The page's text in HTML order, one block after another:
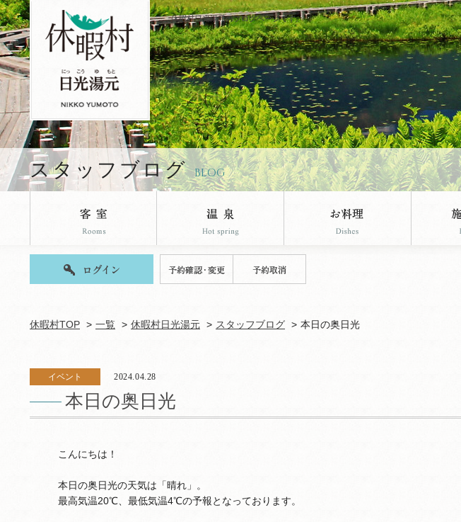
休暇村日光湯元のブログページです。
スタッフブログ BLOG
休暇村TOP 一覧 休暇村日光湯元 スタッフブログ 本日の奥日光
イベント 2024.04.28
本日の奥日光
こんにちは！
本日の奥日光の天気は「晴れ」。
最高気温20℃、最低気温4℃の予報となっております。